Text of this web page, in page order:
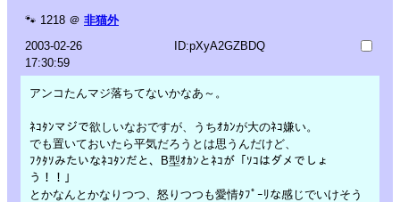
🐾 1218 ＠ 非猫外
2003-02-26
17:30:59
ID:pXyA2GZBDQ
アンコたんマジ落ちてないかなあ～。
ﾈｺﾀﾝマジで欲しいなおですが、うちｵｶﾝが大のﾈｺ嫌い。
でも置いておいたら平気だろうとは思うんだけど、
ﾌｸﾀｿみたいなﾈｺﾀﾝだと、B型ｵｶﾝとﾈｺが「ｿｺはダメでしょ
う！！」
とかなんとかなりつつ、怒りつつも愛情ﾀﾌﾟｰﾘな感じでいけそう